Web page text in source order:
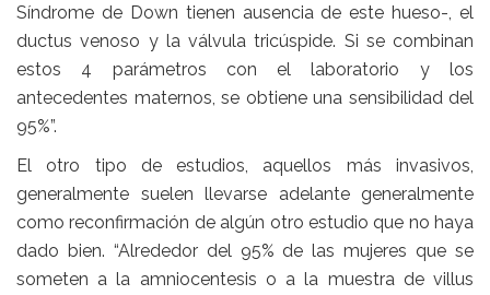
Síndrome de Down tienen ausencia de este hueso-, el
ductus venoso y la válvula tricúspide. Si se combinan
estos 4 parámetros con el laboratorio y los
antecedentes maternos, se obtiene una sensibilidad del
95%”.
El otro tipo de estudios, aquellos más invasivos,
generalmente suelen llevarse adelante generalmente
como reconfirmación de algún otro estudio que no haya
dado bien. “Alrededor del 95% de las mujeres que se
someten a la amniocentesis o a la muestra de villus